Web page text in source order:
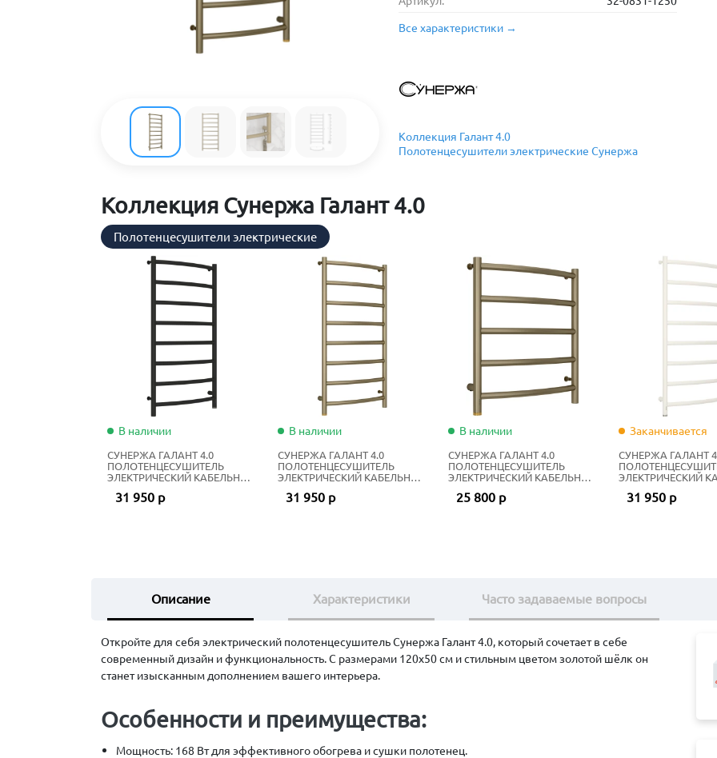
Все характеристики →
Коллекция Галант 4.0
Полотенцесушители электрические Сунержа
Коллекция Сунержа Галант 4.0
Полотенцесушители электрические
В наличии
СУНЕРЖА ГАЛАНТ 4.0
ПОЛОТЕНЦЕСУШИТЕЛЬ
ЭЛЕКТРИЧЕСКИЙ КАБЕЛЬНЫЙ
МУАР
31 950 р
В наличии
СУНЕРЖА ГАЛАНТ 4.0
ПОЛОТЕНЦЕСУШИТЕЛЬ
ЭЛЕКТРИЧЕСКИЙ КАБЕЛЬНЫЙ
31 950 р
В наличии
СУНЕРЖА ГАЛАНТ 4.0
ПОЛОТЕНЦЕСУШИТЕЛЬ
ЭЛЕКТРИЧЕСКИЙ КАБЕЛЬНЫЙ
25 800 р
Заканчивается
СУНЕРЖА ГАЛАНТ
ЭЛЕКТРИЧЕСКИЙ
31 950 р
Описание Характеристики Часто задаваемые вопросы
Откройте для себя электрический полотенцесушитель Сунержа Галант 4.0, который сочетает в себе
современный дизайн и функциональность. С размерами 120х50 см и стильным цветом золотой шёлк он
станет изысканным дополнением вашего интерьера.
Особенности и преимущества:
Мощность: 168 Вт для эффективного обогрева и сушки полотенец.